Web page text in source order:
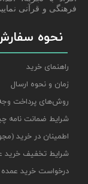
نحوه
راهنمای خرید
زمان و نحوه ارسال
روش‌های پرداخت
شرایط ضمانت نامه
اطمینان در خرید
شرایط تخفیف خرید
درخواست خرید عمده
فرهنگی و قرآنی